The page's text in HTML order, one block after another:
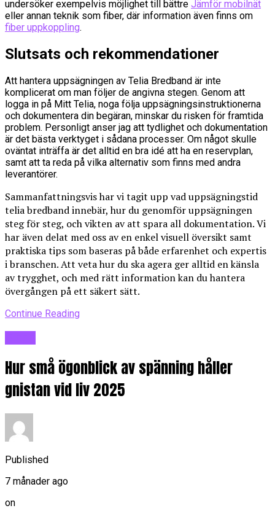
undersöker exempelvis möjlighet till bättre Jämför mobilnät
eller annan teknik som fiber, där information även finns om
fiber uppkoppling.
Slutsats och rekommendationer
Att hantera uppsägningen av Telia Bredband är inte
komplicerat om man följer de angivna stegen. Genom att
logga in på Mitt Telia, noga följa uppsägningsinstruktionerna
och dokumentera din begäran, minskar du risken för framtida
problem. Personligt anser jag att tydlighet och dokumentation
är det bästa verktyget i sådana processer. Om något skulle
oväntat inträffa är det alltid en bra idé att ha en reservplan,
samt att ta reda på vilka alternativ som finns med andra
leverantörer.
Sammanfattningsvis har vi tagit upp vad uppsägningstid
telia bredband innebär, hur du genomför uppsägningen
steg för steg, och vikten av att spara all dokumentation. Vi
har även delat med oss av en enkel visuell översikt samt
praktiska tips som baseras på både erfarenhet och expertis
i branschen. Att veta hur du ska agera ger alltid en känsla
av trygghet, och med rätt information kan du hantera
övergången på ett säkert sätt.
Continue Reading
Hur små ögonblick av spänning håller
gnistan vid liv 2025
Published
7 månader ago
on